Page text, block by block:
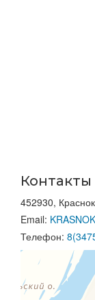
Контакты
452930,
Email:
Телефон: